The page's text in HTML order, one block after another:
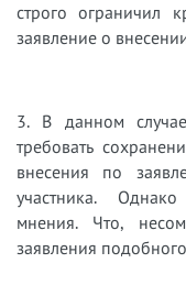
строго ограничил
заявление о
3. В данном
требовать
внесения по
участника.
мнения. Что,
заявления